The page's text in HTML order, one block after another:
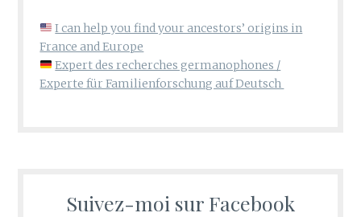
I can help you find your ancestors’ origins in
France and Europe
Expert des recherches germanophones /
Experte für Familienforschung auf Deutsch
Suivez-moi sur Facebook